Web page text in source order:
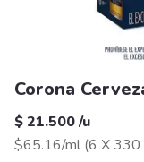
Corona
$ 21.500/u
$65.16/ml (6 X 330